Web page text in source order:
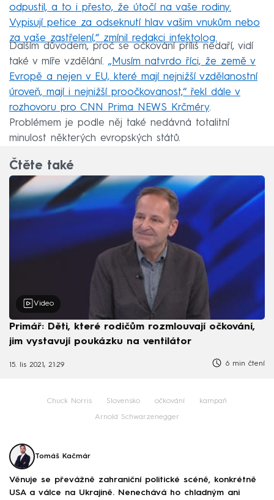
odpustil, a to i přesto, že útočí na vaše rodiny.
Vypisují petice za odseknutí hlav vašim vnukům nebo
za vaše zastřelení,“ zmínil redakci infektolog.
Dalším důvodem, proč se očkování příliš nedaří, vidí
také v míře vzdělání. „Musím natvrdo říci, že země v
Evropě a nejen v EU, které mají nejnižší vzdělanostní
úroveň, mají i nejnižší proočkovanost,“ řekl dále v
rozhovoru pro CNN Prima NEWS Krčméry.
Problémem je podle něj také nedávná totalitní
minulost některých evropských států.
Čtěte také
Video
Primář: Děti, které rodičům rozmlouvají očkování,
jim vystavují poukázku na ventilátor
15. lis 2021, 21:29 6 min čtení
Chuck Norris Slovensko očkování kampaň
Arnold Schwarzenegger
Tomáš Kačmár
Věnuje se převážně zahraniční politické scéně, konkrétně
USA a válce na Ukrajině. Nenechává ho chladným ani